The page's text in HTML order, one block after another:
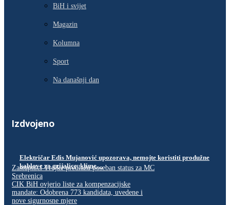
BiH i svijet
Magazin
Kolumna
Sport
Na današnji dan
Izdvojeno
Električar Edis Mujanović upozorava, nemojte koristiti produžne
kablove za grijalice, klime…
Zastupnici Trojke predlažu poseban status za MC
Srebrenica
CIK BiH ovjerio liste za kompenzacijske
mandate: Odobrena 773 kandidata, uvedene i
nove sigurnosne mjere